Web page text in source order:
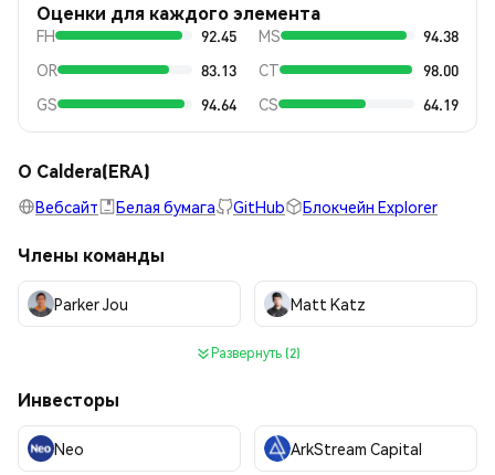
Оценки для каждого элемента
FH 92.45 MS
94.38
OR
83.13 CT
98.00
GS
94.64 CS 64.19
О Caldera(ERA)
Вебсайт Белая бумага GitHub Блокчейн Explorer
Члены команды
Parker Jou Matt Katz
Развернуть (2)
Инвесторы
Neo ArkStream Capital